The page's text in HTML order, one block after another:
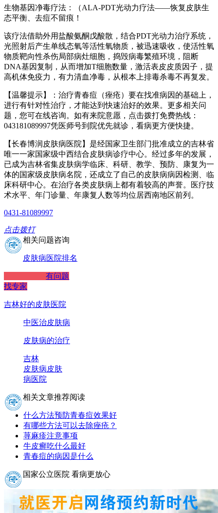
生物基因净毒疗法：（ALA-PDT光动力疗法——恢复皮肤生
态平衡、去痘不留痕！
该疗法借助外用盐酸氨酮戊酸散，结合PDT光动力治疗系统，
光照射后产生单线态氧等活性氧物质，被迅速吸收，使活性氧
物质靶向性杀伤局部病灶细胞，捣毁病毒繁殖环境，阻断
DNA基因复制，从而增加T细胞数量，激活表皮皮质因子，提
高机体免疫力，有力清血净毒，从根本上排毒杀毒不再复发。
【温馨提示】：治疗青春痘（痤疮）要在找准病因的基础上，
进行有针对性治疗，才能达到快速治好的效果。更多相关问
题，您可在线咨询。如有来院意愿，点击拨打免费热线：
043181089997凭医师号到院优先就诊，看病更方便快捷。
【长春博润皮肤病医院】是经国家卫生部门批准成立的吉林省
唯一一家国家级中西结合皮肤病诊疗中心。经过多年的发展，
已成为吉林省集皮肤病学临床、科研、教学、预防、康复为一
体的国家级皮肤病名院，还成立了自己的皮肤病病因检测、临
床科研中心。在治疗各类皮肤病上都有着较高的声誉。医疗技
术水平、年门诊量、年康复人数等均位居西南地区前列。
0431-81089997
点击拨打
相关问题咨询
皮肤病医院排名
有问题
找专家
吉林好的皮肤医院
中医治皮肤病
皮肤病的治疗
吉林
皮肤病皮肤
病医院
相关文章推荐阅读
什么方法预防青春痘效果好
有哪些方法可以去除痤疮？
荨麻疹注意事项
牛皮癣吃什么最好
青春痘的病因是什么
国家公立医院 看病更放心